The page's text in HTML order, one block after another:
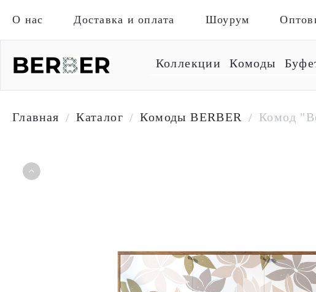
О нас Доставка и оплата Шоурум
Коллекции Комоды
Главная / Каталог / Комоды BERBER / Комод